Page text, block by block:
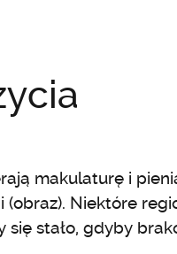
makulaturę i
Niektóre
stało, gdyby